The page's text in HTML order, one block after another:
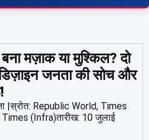
मज़ाक या मुश्किल? दो
डिज़ाइन जनता की सोच और
|स्रोत: Republic World, Times
(Infra)तारीख: 10 जुलाई